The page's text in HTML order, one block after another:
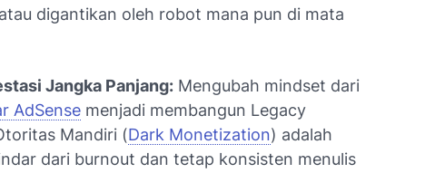
digantikan oleh robot mana pun di mata
Jangka Panjang: Mengubah mindset dari
AdSense menjadi membangun Legacy
Mandiri (Dark Monetization) adalah
dari burnout dan tetap konsisten menulis